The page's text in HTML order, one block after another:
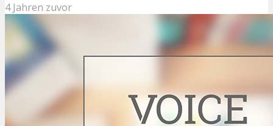
4 Jahren zuvor